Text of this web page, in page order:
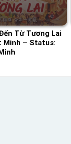
Từ Tương Lai
Minh – Status: